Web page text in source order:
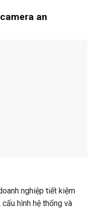
an
nghiệp tiết kiệm
hình hệ thống và